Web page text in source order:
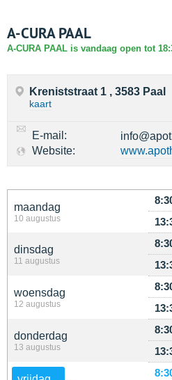
A-CURA PAAL
A-CURA PAAL is vandaag open tot
maandag
10 augustus
dinsdag
11 augustus
woensdag
12 augustus
donderdag
13 augustus
Kreniststraat 1 , 3583 Paal
kaart
E-mail:
Website: